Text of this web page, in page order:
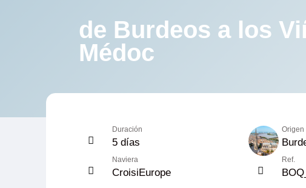
de Burdeos a los
Médoc
Duración
5 días
Origen
Naviera
CroisiEurope
Ref.